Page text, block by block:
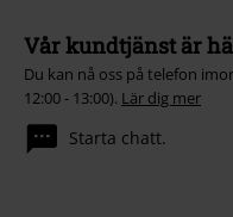
Vår kundtjänst är
Du kan nå oss på telefon
12:00 - 13:00). Lär dig mer
Starta chatt.